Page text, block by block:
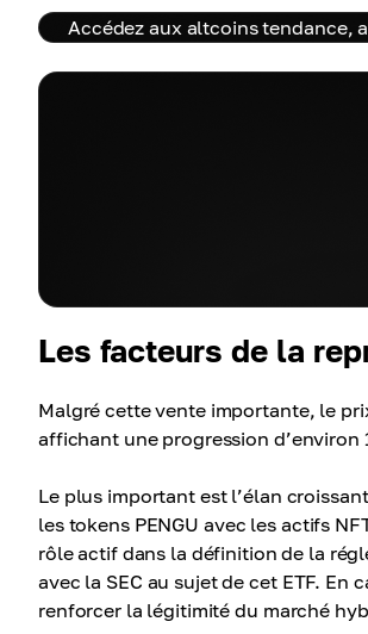
Accédez aux altcoins tendance,
Les facteurs de la
Malgré cette vente importante, le
affichant une progression d’environ
Le plus important est l’élan
les tokens PENGU avec les actifs
rôle actif dans la définition de la
avec la SEC au sujet de cet ETF.
renforcer la légitimité du marché